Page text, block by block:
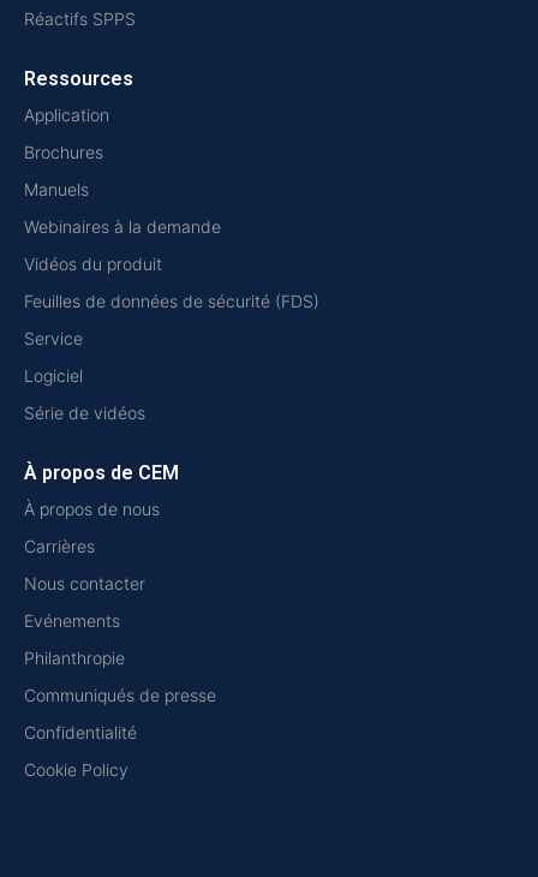
Réactifs SPPS
Ressources
Application
Brochures
Manuels
Webinaires à la demande
Vidéos du produit
Feuilles de données de sécurité (FDS)
Service
Logiciel
Série de vidéos
À propos de CEM
À propos de nous
Carrières
Nous contacter
Evénements
Philanthropie
Communiqués de presse
Confidentialité
Cookie Policy